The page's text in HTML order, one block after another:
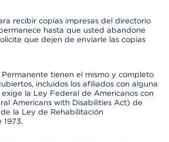
recibir copias impresas del directorio
hasta que usted abandone
que dejen de enviarle las copias
tienen el mismo y completo
incluidos los afiliados con alguna
la Ley Federal de Americanos con
Americans with Disabilities Act) de
la Ley de Rehabilitación
1973.